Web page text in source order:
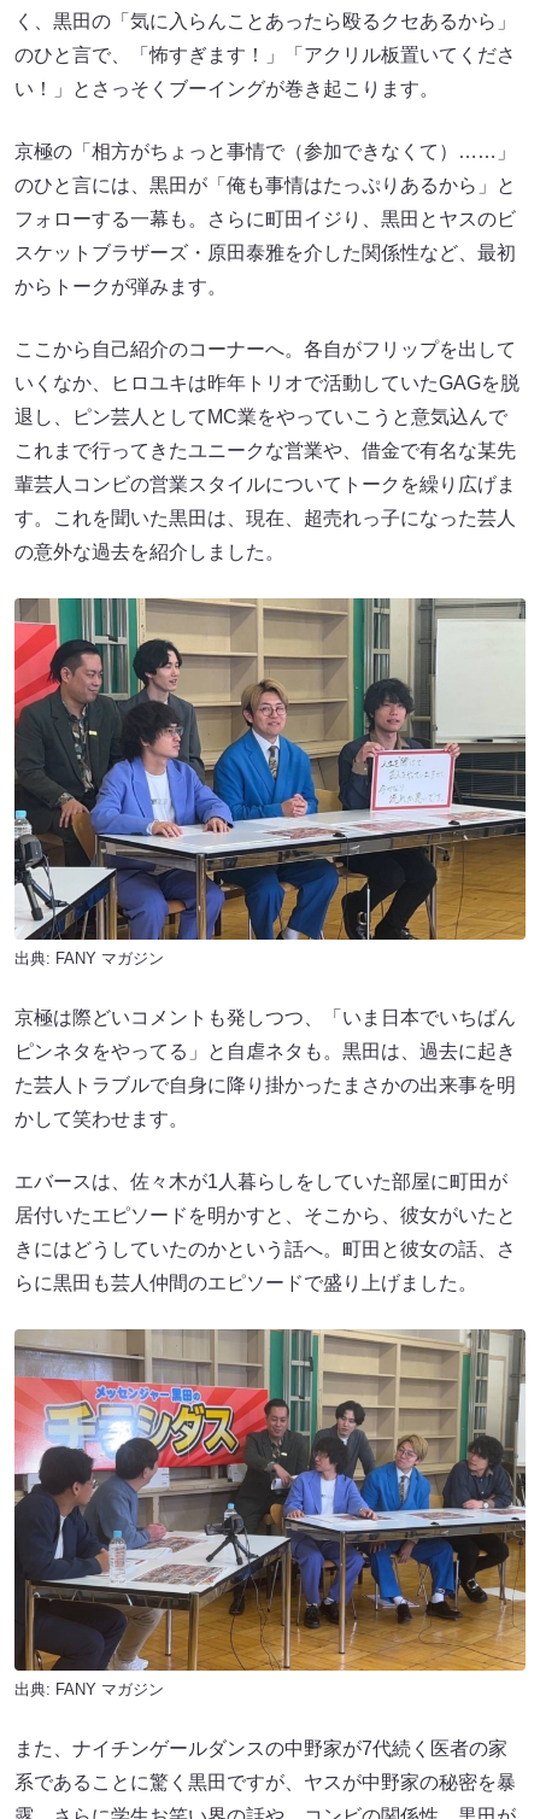
く、黒田の「気に入らんことあったら殴るクセあるから」
のひと言で、「怖すぎます！」「アクリル板置いてくださ
い！」とさっそくブーイングが巻き起こります。
京極の「相方がちょっと事情で（参加できなくて）……」
のひと言には、黒田が「俺も事情はたっぷりあるから」と
フォローする一幕も。さらに町田イジり、黒田とヤスのビ
スケットブラザーズ・原田泰雅を介した関係性など、最初
からトークが弾みます。
ここから自己紹介のコーナーへ。各自がフリップを出して
いくなか、ヒロユキは昨年トリオで活動していたGAGを脱
退し、ピン芸人としてMC業をやっていこうと意気込んで
これまで行ってきたユニークな営業や、借金で有名な某先
輩芸人コンビの営業スタイルについてトークを繰り広げま
す。これを聞いた黒田は、現在、超売れっ子になった芸人
の意外な過去を紹介しました。
出典: FANY マガジン
京極は際どいコメントも発しつつ、「いま日本でいちばん
ピンネタをやってる」と自虐ネタも。黒田は、過去に起き
た芸人トラブルで自身に降り掛かったまさかの出来事を明
かして笑わせます。
エバースは、佐々木が1人暮らしをしていた部屋に町田が
居付いたエピソードを明かすと、そこから、彼女がいたと
きにはどうしていたのかという話へ。町田と彼女の話、さ
らに黒田も芸人仲間のエピソードで盛り上げました。
出典: FANY マガジン
また、ナイチンゲールダンスの中野家が7代続く医者の家
系であることに驚く黒田ですが、ヤスが中野家の秘密を暴